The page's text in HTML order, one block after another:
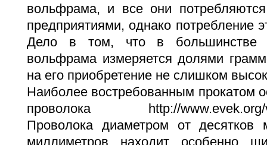
вольфрама, и все они
предприятиями, однако потребление
Дело в том, что в большинстве
вольфрама измеряется долями
на его приобретение не слишком
Наиболее востребованным прокатом
проволока http://
Проволока диаметром от десятков
миллиметров находит особенно